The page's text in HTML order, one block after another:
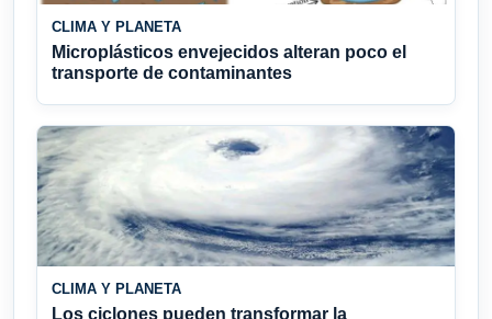
CLIMA Y PLANETA
Microplásticos envejecidos alteran poco el
transporte de contaminantes
CLIMA Y PLANETA
Los ciclones pueden transformar la